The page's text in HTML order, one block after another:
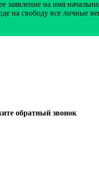
на имя
на свободу все личные
обратный звонок